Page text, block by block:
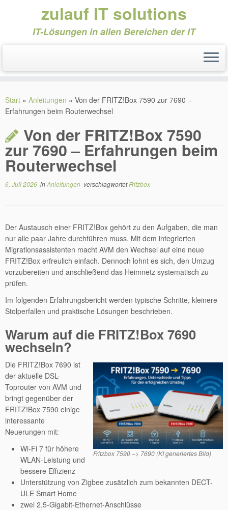
Inhalt
springen
zulauf IT solutions
IT-Lösungen in allen Bereichen der IT
Start » Anleitungen » Von der FRITZ!Box 7590 zur 7690 –
Erfahrungen beim Routerwechsel
Von der FRITZ!Box 7590
zur 7690 – Erfahrungen beim
Routerwechsel
6. Juli 2026 inAnleitungen verschlagwortetFritzbox
Der Austausch einer FRITZ!Box gehört zu den Aufgaben, die man
nur alle paar Jahre durchführen muss. Mit dem integrierten
Migrationsassistenten macht AVM den Wechsel auf eine neue
FRITZ!Box erfreulich einfach. Dennoch lohnt es sich, den Umzug
vorzubereiten und anschließend das Heimnetz systematisch zu
prüfen.
Im folgenden Erfahrungsbericht werden typische Schritte, kleinere
Stolperfallen und praktische Lösungen beschrieben.
Warum auf die FRITZ!Box 7690
wechseln?
Fritzbox 7590 –> 7690 (KI generiertes Bild)
Die FRITZ!Box 7690 ist
der aktuelle DSL-
Toprouter von AVM und
bringt gegenüber der
FRITZ!Box 7590 einige
interessante
Neuerungen mit:
Wi-Fi 7 für höhere
WLAN-Leistung und
bessere Effizienz
Unterstützung von Zigbee zusätzlich zum bekannten DECT-
ULE Smart Home
zwei 2,5-Gigabit-Ethernet-Anschlüsse